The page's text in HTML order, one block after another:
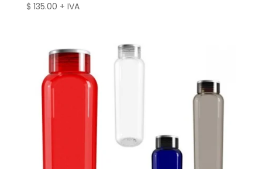
$ 135.00 + IVA